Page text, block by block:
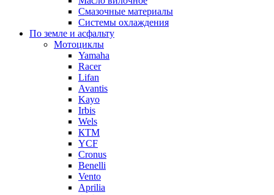
Смазочные материалы
Системы охлаждения
По земле и асфальту
Мотоциклы
Yamaha
Racer
Lifan
Avantis
Kayo
Irbis
Wels
КТМ
YCF
Cronus
Benelli
Vento
Aprilia